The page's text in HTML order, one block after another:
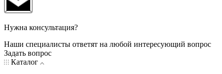
Нужна консультация?
Наши специалисты ответят на любой интересующий вопрос
Задать вопрос
Каталог